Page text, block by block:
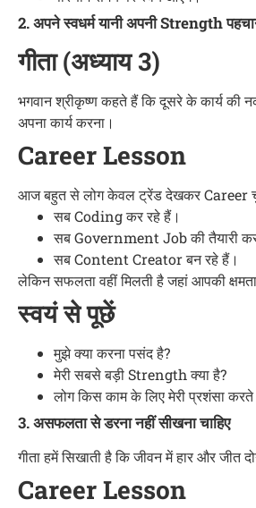
2. अपने स्वधर्म यानी अपनी Strength
गीता (अध्याय 3)
भगवान श्रीकृष्ण कहते हैं कि दूसरे के कार्य की
अपना कार्य करना।
Career Lesson
आज बहुत से लोग केवल ट्रेंड देखकर Career
सब Coding कर रहे हैं।
सब Government Job की तैयारी
सब Content Creator बन रहे हैं।
लेकिन सफलता वहीं मिलती है जहां आपकी
स्वयं से पूछें
मुझे क्या करना पसंद है?
मेरी सबसे बड़ी Strength क्या है?
लोग किस काम के लिए मेरी प्रशंसा करते
3. असफलता से डरना नहीं सीखना चाहिए
गीता हमें सिखाती है कि जीवन में हार और जीत
Career Lesson